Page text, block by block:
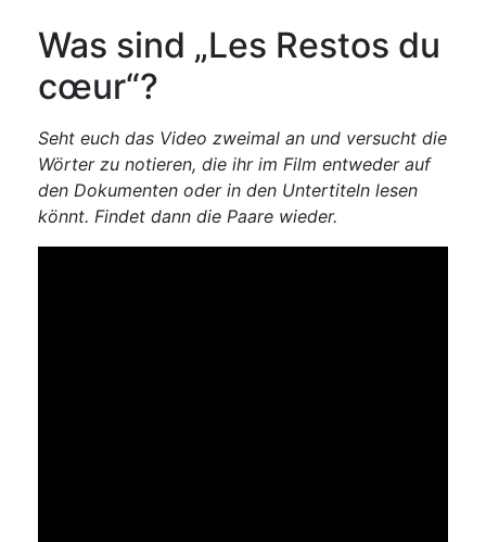
Was sind „Les Restos du
cœur“?
Seht euch das Video zweimal an und versucht die
Wörter zu notieren, die ihr im Film entweder auf
den Dokumenten oder in den Untertiteln lesen
könnt. Findet dann die Paare wieder.